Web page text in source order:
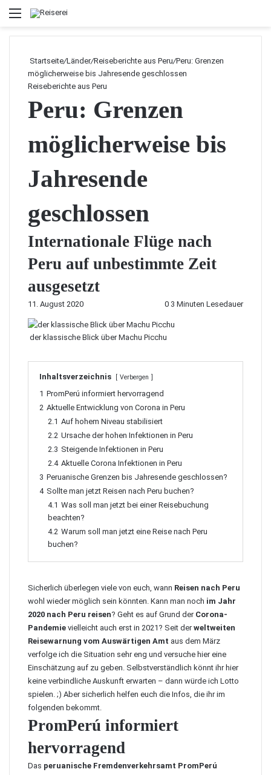
Menü
Startseite/Länder/Reiseberichte aus Peru/Peru: Grenzen
möglicherweise bis Jahresende geschlossen
Reiseberichte aus Peru
Peru: Grenzen
möglicherweise bis
Jahresende
geschlossen
Internationale Flüge nach
Peru auf unbestimmte Zeit
ausgesetzt
11. August 2020 0 3 Minuten Lesedauer
der klassische Blick über Machu Picchu
Inhaltsverzeichnis Verbergen
1 PromPerú informiert hervorragend
2 Aktuelle Entwicklung von Corona in Peru
2.1 Auf hohem Niveau stabilisiert
2.2 Ursache der hohen Infektionen in Peru
2.3 Steigende Infektionen in Peru
2.4 Aktuelle Corona Infektionen in Peru
3 Peruanische Grenzen bis Jahresende geschlossen?
4 Sollte man jetzt Reisen nach Peru buchen?
4.1 Was soll man jetzt bei einer Reisebuchung
beachten?
4.2 Warum soll man jetzt eine Reise nach Peru
buchen?
Sicherlich überlegen viele von euch, wann Reisen nach Peru
wohl wieder möglich sein könnten. Kann man noch im Jahr
2020 nach Peru reisen? Geht es auf Grund der Corona-
Pandemie vielleicht auch erst in 2021? Seit derweltweiten
Reisewarnung vom Auswärtigen Amt aus dem März
verfolge ich die Situation sehr eng und versuche hier eine
Einschätzung auf zu geben. Selbstverständlich könnt ihr hier
keine verbindliche Auskunft erwarten – dann würde ich Lotto
spielen. ;) Aber sicherlich helfen euch die Infos, die ihr im
folgenden bekommt.
PromPerú informiert
hervorragend
Das peruanische Fremdenverkehrsamt PromPerú